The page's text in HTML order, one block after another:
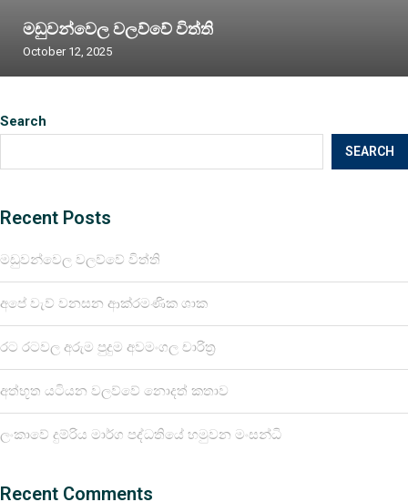
Search
SEARCH
Recent Posts
මඩුවන්වෙල වලව්වේ විත්ති
අපේ වැව් වනසන ආක්රමණික ශාක
රට රටවල අරුම පුදුම අවමංගල චාරිත්‍ර
අත්භූත යටියන වලව්වේ නොදත් කතාව
ලංකාවේ දුම්රිය මාර්ග පද්ධතියේ හමුවන මංසන්ධි
Recent Comments
මඩුවන්වෙල වලව්වේ විත්ති
October 12, 2025